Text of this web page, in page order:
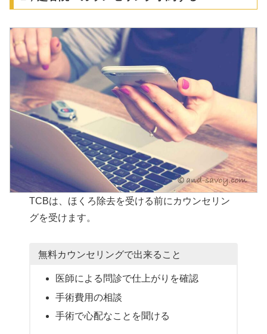
TCBは、ほくろ除去を受ける前にカウンセリン
グを受けます。
無料カウンセリングで出来ること
医師による問診で仕上がりを確認
手術費用の相談
手術で心配なことを聞ける